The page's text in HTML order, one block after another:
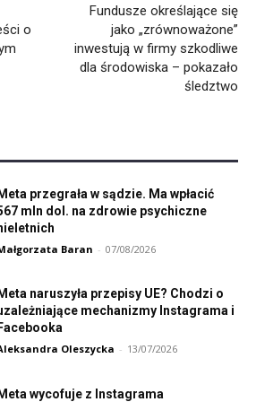
o
Fundusze określające się
jako „zrównoważone”
inwestują w firmy szkodliwe
dla środowiska – pokazało
śledztwo
Meta przegrała w sądzie. Ma wpłacić
mln dol. na zdrowie psychiczne
Baran - 07/08/2026
Meta naruszyła przepisy UE? Chodzi o
mechanizmy Instagrama i
Facebooka
Oleszycka - 13/07/2026
Meta wycofuje z Instagrama